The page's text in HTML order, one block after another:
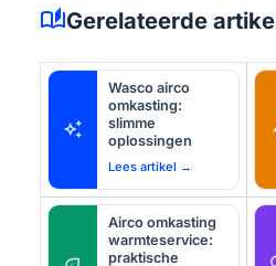
auto_storiesGerelateerde
auto_awesome
Wasco airco
omkasting:
slimme
oplossingen
Lees artikel →
Airco omkasting
warmteservice:
praktische